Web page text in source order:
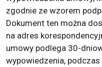
zgodnie ze wzorem
Dokument ten można
na adres
umowy podlega 30-
wypowiedzenia,